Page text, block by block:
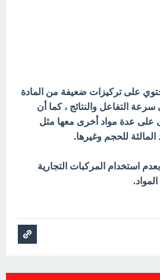
على تركيزات ضعيفة من المادة
سرعة التفاعل والنتائج ، كما أن
على عدة مواد أخرى معها مثل
المالئة للحجم وغيرها.
استخدام المركبات التجارية